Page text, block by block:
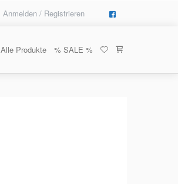
Anmelden / Registrieren
Alle Produkte % SALE %